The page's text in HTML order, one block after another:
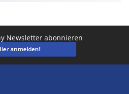
Newsletter abonnieren
anmelden!